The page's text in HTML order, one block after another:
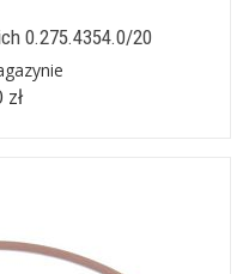
0.275.4354.0/20